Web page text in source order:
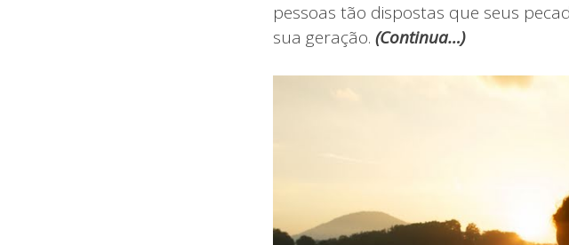
pessoas tão dispostas que seus
sua geração. (Continua…)